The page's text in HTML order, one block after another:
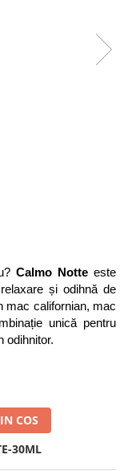
Calmo Notte este
și odihnă de
mac californian, mac
unică pentru
odihnitor.
COS
30ML